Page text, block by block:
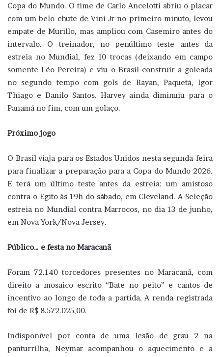
Copa do Mundo. O time de Carlo Ancelotti abriu o placar
com um belo chute de Vini Jr no primeiro minuto, levou
empate de Murillo, mas ampliou com Casemiro antes do
intervalo. O treinador, no penúltimo teste antes da
estreia no Mundial, fez 10 trocas (deixando em campo
somente Léo Pereira) e viu o Brasil construir a goleada
no segundo tempo com gols de Rayan, Paquetá, Igor
Thiago e Danilo Santos. Harvey ainda diminuiu para o
Panamá no fim, com um golaço.
Próximo jogo
O Brasil viaja para os Estados Unidos nesta segunda-feira
para finalizar a preparação para a Copa do Mundo 2026.
E terá um último teste antes da estreia: um amistoso
contra o Egito às 19h do sábado, em Cleveland. A Seleção
estreia no Mundial contra Marrocos, no dia 13 de junho,
em Nova York/Nova Jersey.
Público… e festa no Maracanã
Foram 72.140 torcedores presentes no Maracanã, com
direito a mosaico escrito “Bate no peito” e cantos de
incentivo ao longo de toda a partida. A renda registrada
foi de R$ 8.572.025,00.
Indisponível por conta de uma lesão de grau 2 na
panturrilha, Neymar acompanhou o aquecimento e a